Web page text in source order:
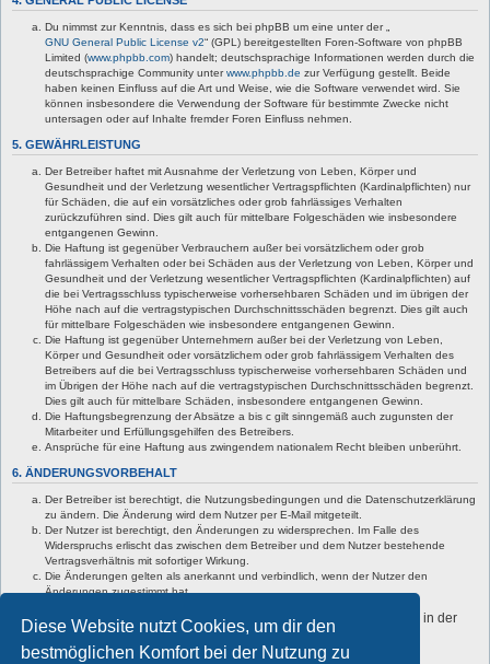
Diese Website nutzt Cookies, um dir den
bestmöglichen Komfort bei der Nutzung zu
Du nimmst zur Kenntnis, dass es sich bei phpBB um eine unter der „
GNU General Public License v2“ (GPL) bereitgestellten Foren-Software von phpBB
Limited (www.phpbb.com) handelt; deutschsprachige Informationen werden durch die
deutschsprachige Community unterwww.phpbb.de zur Verfügung gestellt. Beide
haben keinen Einfluss auf die Art und Weise, wie die Software verwendet wird. Sie
können insbesondere die Verwendung der Software für bestimmte Zwecke nicht
untersagen oder auf Inhalte fremder Foren Einfluss nehmen.
5. GEWÄHRLEISTUNG
Der Betreiber haftet mit Ausnahme der Verletzung von Leben, Körper und
Gesundheit und der Verletzung wesentlicher Vertragspflichten (Kardinalpflichten) nur
für Schäden, die auf ein vorsätzliches oder grob fahrlässiges Verhalten
zurückzuführen sind. Dies gilt auch für mittelbare Folgeschäden wie insbesondere
entgangenen Gewinn.
Die Haftung ist gegenüber Verbrauchern außer bei vorsätzlichem oder grob
fahrlässigem Verhalten oder bei Schäden aus der Verletzung von Leben, Körper und
Gesundheit und der Verletzung wesentlicher Vertragspflichten (Kardinalpflichten) auf
die bei Vertragsschluss typischerweise vorhersehbaren Schäden und im übrigen der
Höhe nach auf die vertragstypischen Durchschnittsschäden begrenzt. Dies gilt auch
für mittelbare Folgeschäden wie insbesondere entgangenen Gewinn.
Die Haftung ist gegenüber Unternehmern außer bei der Verletzung von Leben,
Körper und Gesundheit oder vorsätzlichem oder grob fahrlässigem Verhalten des
Betreibers auf die bei Vertragsschluss typischerweise vorhersehbaren Schäden und
im Übrigen der Höhe nach auf die vertragstypischen Durchschnittsschäden begrenzt.
Dies gilt auch für mittelbare Schäden, insbesondere entgangenen Gewinn.
Die Haftungsbegrenzung der Absätze a bis c gilt sinngemäß auch zugunsten der
Mitarbeiter und Erfüllungsgehilfen des Betreibers.
Ansprüche für eine Haftung aus zwingendem nationalem Recht bleiben unberührt.
6. ÄNDERUNGSVORBEHALT
Der Betreiber ist berechtigt, die Nutzungsbedingungen und die Datenschutzerklärung
zu ändern. Die Änderung wird dem Nutzer per E-Mail mitgeteilt.
Der Nutzer ist berechtigt, den Änderungen zu widersprechen. Im Falle des
Widerspruchs erlischt das zwischen dem Betreiber und dem Nutzer bestehende
Vertragsverhältnis mit sofortiger Wirkung.
Die Änderungen gelten als anerkannt und verbindlich, wenn der Nutzer den
Änderungen zugestimmt hat.
Informationen über den Umgang mit deinen persönlichen Daten sind in der
Datenschutzerklärung enthalten.